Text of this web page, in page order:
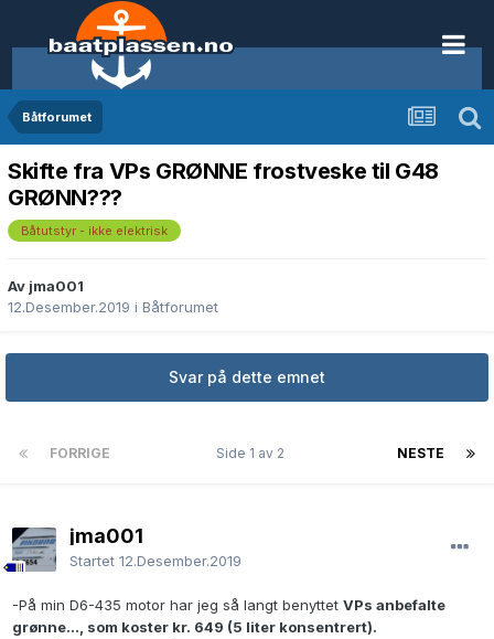
Båtforumet
Skifte fra VPs GRØNNE frostveske til G48
GRØNN???
Båtutstyr - ikke elektrisk
Av jma001
12.Desember.2019 i Båtforumet
Svar på dette emnet
FORRIGE NESTE
Side 1 av 2
jma001
Startet 12.Desember.2019
-På min D6-435 motor har jeg så langt benyttet VPs anbefalte
grønne..., som koster kr. 649 (5 liter konsentrert).